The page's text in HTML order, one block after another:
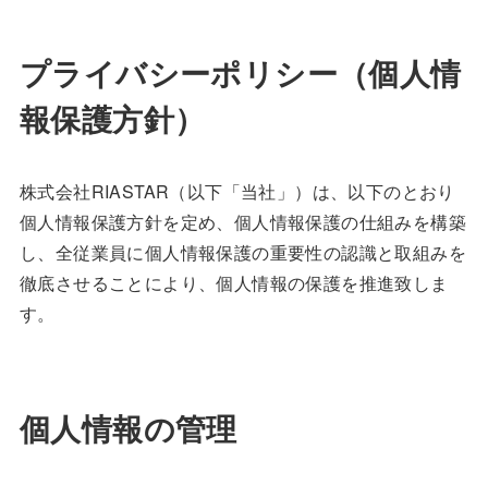
プライバシーポリシー（個人情
報保護方針）
株式会社RIASTAR（以下「当社」）は、以下のとおり
個人情報保護方針を定め、個人情報保護の仕組みを構築
し、全従業員に個人情報保護の重要性の認識と取組みを
徹底させることにより、個人情報の保護を推進致しま
す。
個人情報の管理